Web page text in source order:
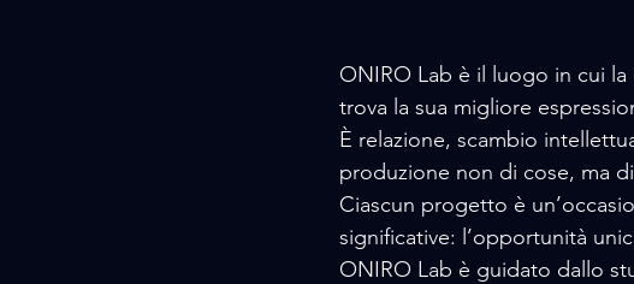
ONIRO Lab è il luogo in cui
trova la sua migliore
È relazione, scambio
produzione non di cose, ma
Ciascun progetto è
significative: l’opportunità
ONIRO Lab è guidato dallo